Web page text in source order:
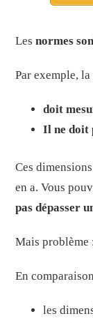
Les normes
Par exemple, la
doit
Il ne doit
Ces
en a. Vous
pas dépasser
Mais problème
En
les